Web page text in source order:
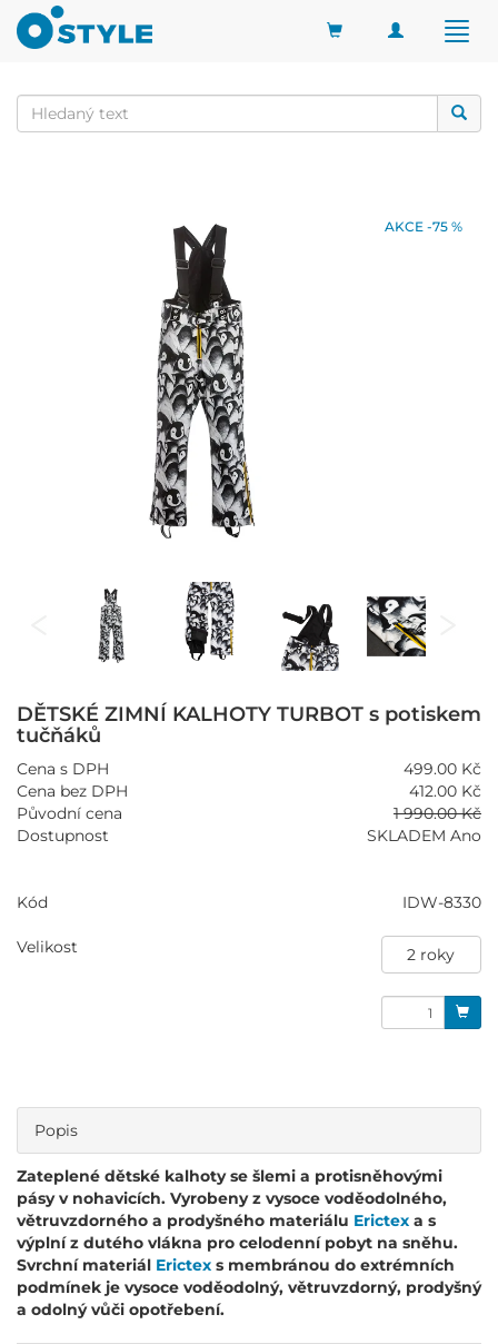
Toggle
AKCE -75 %
DĚTSKÉ ZIMNÍ KALHOTY TURBOT s potiskem
tučňáků
Cena s DPH
499.00 Kč
Cena bez DPH
412.00 Kč
Původní cena
1 990.00 Kč
Dostupnost
SKLADEM Ano
Kód IDW-8330
Velikost 2 roky
Popis
Zateplené dětské kalhoty se šlemi a protisněhovými
pásy v nohavicích. Vyrobeny z vysoce voděodolného,
větruvzdorného a prodyšného materiálu Erictex a s
výplní z dutého vlákna pro celodenní pobyt na sněhu.
Svrchní materiál Erictex s membránou do extrémních
podmínek je vysoce voděodolný, větruvzdorný, prodyšný
a odolný vůči opotřebení.